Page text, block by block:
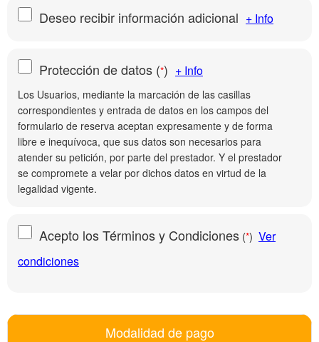
Deseo recibir información adicional + Info
Protección de datos (*) + Info
Los Usuarios, mediante la marcación de las casillas
correspondientes y entrada de datos en los campos del
formulario de reserva aceptan expresamente y de forma
libre e inequívoca, que sus datos son necesarios para
atender su petición, por parte del prestador. Y el prestador
se compromete a velar por dichos datos en virtud de la
legalidad vigente.
Acepto los Términos y Condiciones (*) Ver
condiciones
Modalidad de pago